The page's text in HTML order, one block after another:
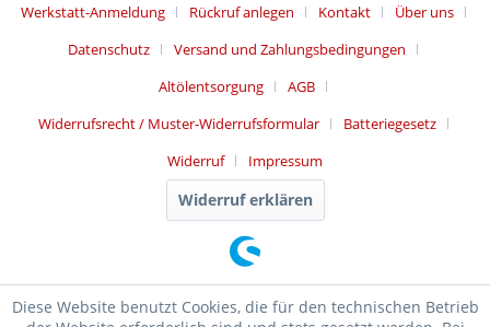
Werkstatt-Anmeldung
Rückruf anlegen Kontakt
Über uns
Datenschutz
Versand und Zahlungsbedingungen
Altölentsorgung
AGB
Widerrufsrecht / Muster-Widerrufsformular
Batteriegesetz
Widerruf
Impressum
Widerruf erklären
Diese Website benutzt Cookies, die für den technischen Betrieb